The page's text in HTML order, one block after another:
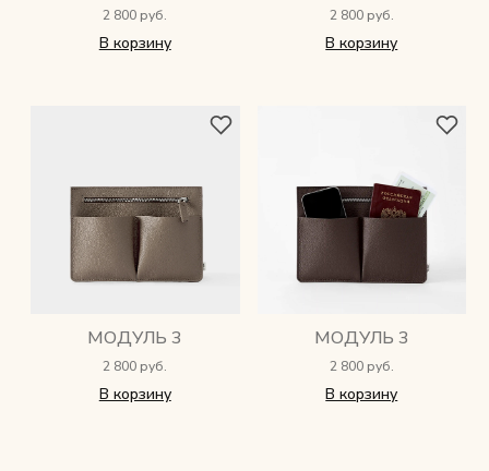
2 800 руб.
В корзину
2 800 руб.
В корзину
МОДУЛЬ 3
2 800 руб.
В корзину
МОДУЛЬ 3
2 800 руб.
В корзину